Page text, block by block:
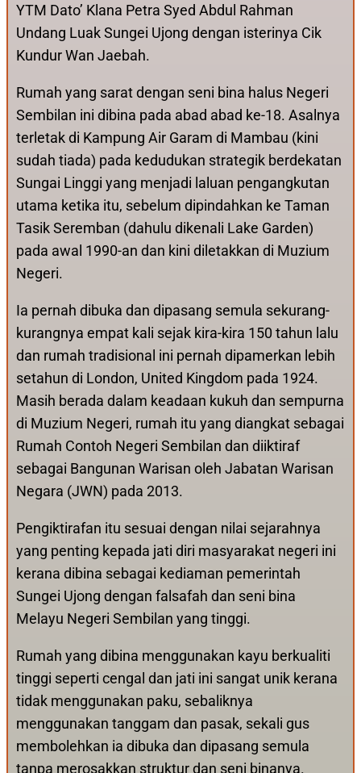
YTM Dato’ Klana Petra Syed Abdul Rahman
Undang Luak Sungei Ujong dengan isterinya Cik
Kundur Wan Jaebah.
Rumah yang sarat dengan seni bina halus Negeri
Sembilan ini dibina pada abad abad ke-18. Asalnya
terletak di Kampung Air Garam di Mambau (kini
sudah tiada) pada kedudukan strategik berdekatan
Sungai Linggi yang menjadi laluan pengangkutan
utama ketika itu, sebelum dipindahkan ke Taman
Tasik Seremban (dahulu dikenali Lake Garden)
pada awal 1990-an dan kini diletakkan di Muzium
Negeri.
Ia pernah dibuka dan dipasang semula sekurang-
kurangnya empat kali sejak kira-kira 150 tahun lalu
dan rumah tradisional ini pernah dipamerkan lebih
setahun di London, United Kingdom pada 1924.
Masih berada dalam keadaan kukuh dan sempurna
di Muzium Negeri, rumah itu yang diangkat sebagai
Rumah Contoh Negeri Sembilan dan diiktiraf
sebagai Bangunan Warisan oleh Jabatan Warisan
Negara (JWN) pada 2013.
Pengiktirafan itu sesuai dengan nilai sejarahnya
yang penting kepada jati diri masyarakat negeri ini
kerana dibina sebagai kediaman pemerintah
Sungei Ujong dengan falsafah dan seni bina
Melayu Negeri Sembilan yang tinggi.
Rumah yang dibina menggunakan kayu berkualiti
tinggi seperti cengal dan jati ini sangat unik kerana
tidak menggunakan paku, sebaliknya
menggunakan tanggam dan pasak, sekali gus
membolehkan ia dibuka dan dipasang semula
tanpa merosakkan struktur dan seni binanya.